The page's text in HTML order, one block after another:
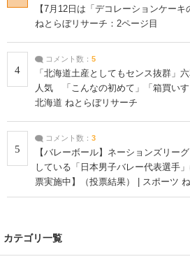
【7月12日は「デコレーションケー
ねとらぼリサーチ：2ページ目
4
コメント数： 5
「北海道土産としてもセンス抜群」
人気 「こんなの初めて」「箱買いす
北海道 ねとらぼリサーチ
5
コメント数： 3
【バレーボール】ネーションズリー
している「日本男子バレー代表選手
票実施中】（投票結果） | スポーツ
カテゴリ一覧